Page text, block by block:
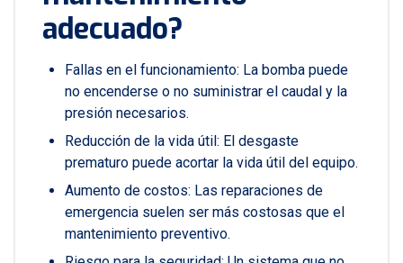
adecuado?
Fallas en el funcionamiento: La bomba puede
no encenderse o no suministrar el caudal y la
presión necesarios.
Reducción de la vida útil: El desgaste
prematuro puede acortar la vida útil del equipo.
Aumento de costos: Las reparaciones de
emergencia suelen ser más costosas que el
mantenimiento preventivo.